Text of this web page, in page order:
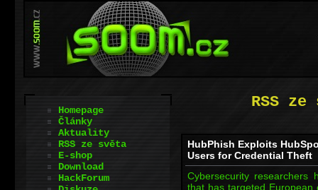
RSS
HubPhish Exploits
Users for Credential Theft
Cybersecurity researchers
that has targeted European
Homepage
Články
Aktuality
RSS ze světa
E-shop
Download
HackForum